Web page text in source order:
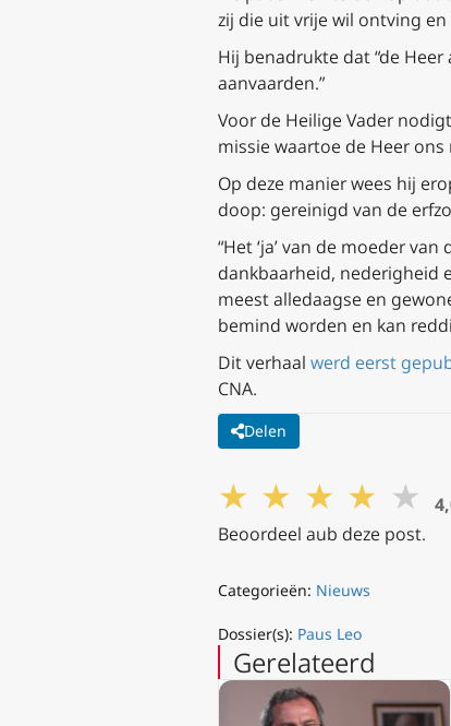
zij die uit vrije wil ontving
Hij benadrukte dat “de
aanvaarden.”
Voor de Heilige Vader
missie waartoe de Heer ons
Op deze manier wees hij
doop: gereinigd van de
“Het ‘ja’ van de moeder
dankbaarheid, nederigheid
meest alledaagse en
bemind worden en kan
Dit verhaal werd eerst
CNA.
Delen
★ ★ ★ ★ ★
Beoordeel aub deze post.
Categorieën: Nieuws
Dossier(s): Paus Leo
Gerelateerd